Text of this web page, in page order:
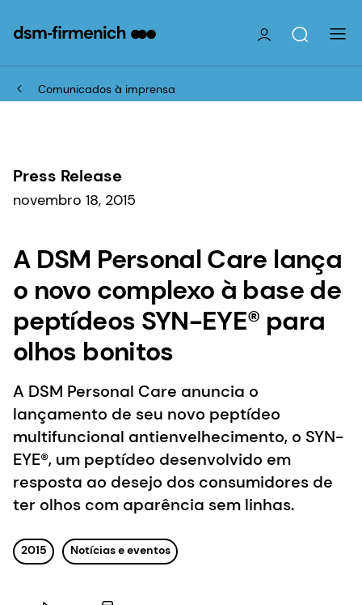
Comunicados à imprensa
Press Release
novembro 18, 2015
A DSM Personal Care lança
o novo complexo à base de
peptídeos SYN-EYE® para
olhos bonitos
A DSM Personal Care anuncia o
lançamento de seu novo peptídeo
multifuncional antienvelhecimento, o SYN-
EYE®, um peptídeo desenvolvido em
resposta ao desejo dos consumidores de
ter olhos com aparência sem linhas.
2015 Notícias e eventos